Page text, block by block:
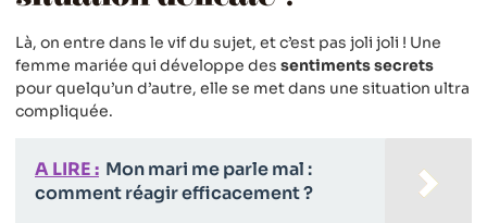
Là, on entre dans le vif du sujet, et c’est pas joli joli ! Une
femme mariée qui développe des sentiments secrets
pour quelqu’un d’autre, elle se met dans une situation ultra
compliquée.
A LIRE : Mon mari me parle mal :
comment réagir efficacement ?